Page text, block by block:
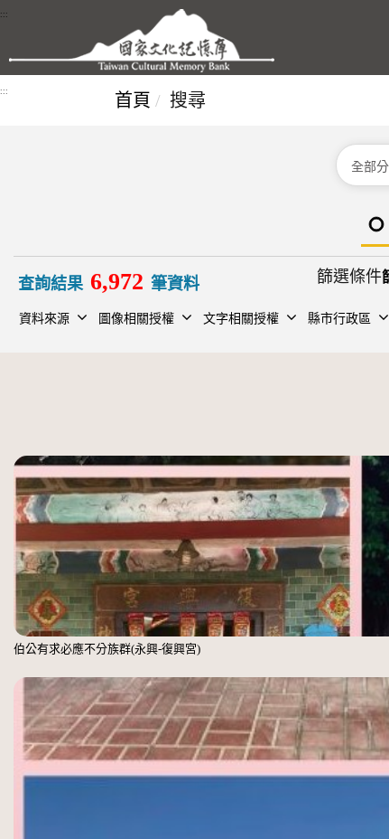
跳到主要內容區塊
:::
::: 首頁 搜尋
分類
查詢結果 6,972 筆資料 篩選條件
資料來源 圖像相關授權 文字相關授權 縣市行政區
伯公有求必應不分族群(永興-復興宮)